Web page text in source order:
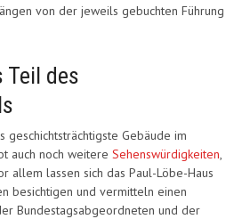
von der jeweils gebuchten Führung
Teil des
geschichtsträchtigste Gebäude im
auch noch weitere Sehenswürdigkeiten,
allem lassen sich das Paul-Löbe-Haus
besichtigen und vermitteln einen
Bundestagsabgeordneten und der